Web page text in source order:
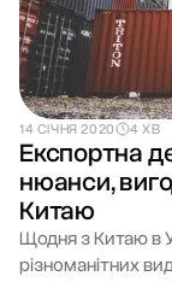
14 СІЧНЯ 2020 4 ХВ
Експортна
нюанси,
Китаю
Щодня з Китаю в
різноманітних